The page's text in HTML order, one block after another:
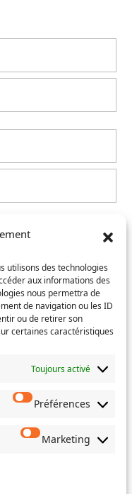
utilisons des technologies
aux informations des
nous permettra de
de navigation ou les ID
ou de retirer son
certaines caractéristiques
Toujours activé
Préférences
Marketing
de naissance et/ou
service